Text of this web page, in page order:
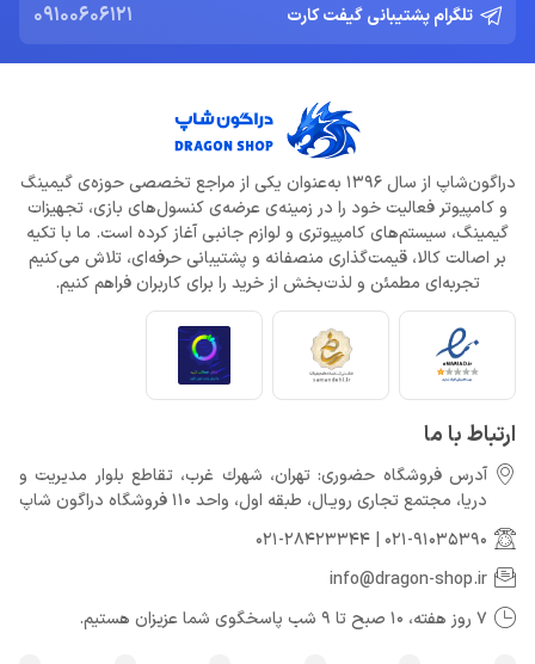
تلگرام پشتیبانی گیفت کارت 09100606121
دراگون‌شاپ از سال 1396 به‌عنوان یکی از مراجع تخصصی حوزه‌ی گیمینگ
و کامپیوتر فعالیت خود را در زمینه‌ی عرضه‌ی کنسول‌های بازی، تجهیزات
گیمینگ، سیستم‌های کامپیوتری و لوازم جانبی آغاز کرده است. ما با تکیه
بر اصالت کالا، قیمت‌گذاری منصفانه و پشتیبانی حرفه‌ای، تلاش می‌کنیم
تجربه‌ای مطمئن و لذت‌بخش از خرید را برای کاربران فراهم کنیم.
ارتباط با ما
آدرس فروشگاه حضوری: تهران، شهرك غرب، تقاطع بلوار مدیریت و
دريا، مجتمع تجارى رويـال، طبقه اول، واحد 110 فروشگاه دراگون شاپ
021-91035390
021-28423344
info@dragon-shop.ir
7 روز هفته، 10 صبح تا 9 شب پاسخگوی شما عزیزان هستیم.